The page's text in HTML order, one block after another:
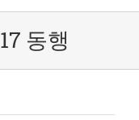
동행